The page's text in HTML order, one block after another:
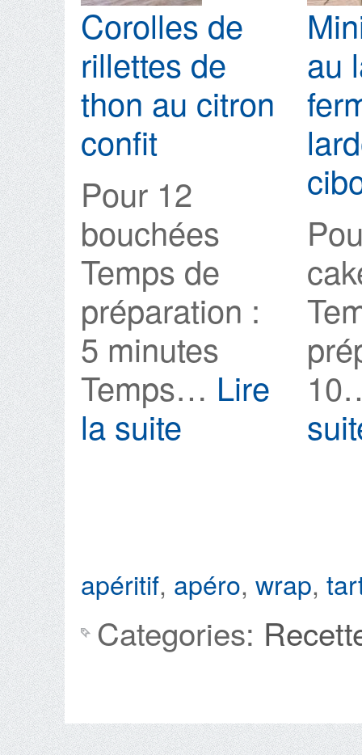
Corolles de
rillettes de
thon au citron
confit
Pour 12
bouchées
Temps de
préparation :
5 minutes
Temps… Lire
la suite
de
thon
au
confit
au
apéritif, apéro, wrap,
Categories: